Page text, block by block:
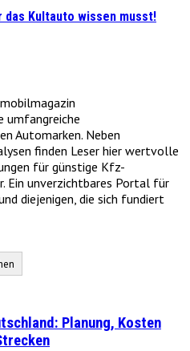
das Kultauto wissen musst!
umfangreiche
Automarken. Neben
finden Leser hier wertvolle
für günstige Kfz-
Ein unverzichtbares Portal für
diejenigen, die sich fundiert
Planung, Kosten